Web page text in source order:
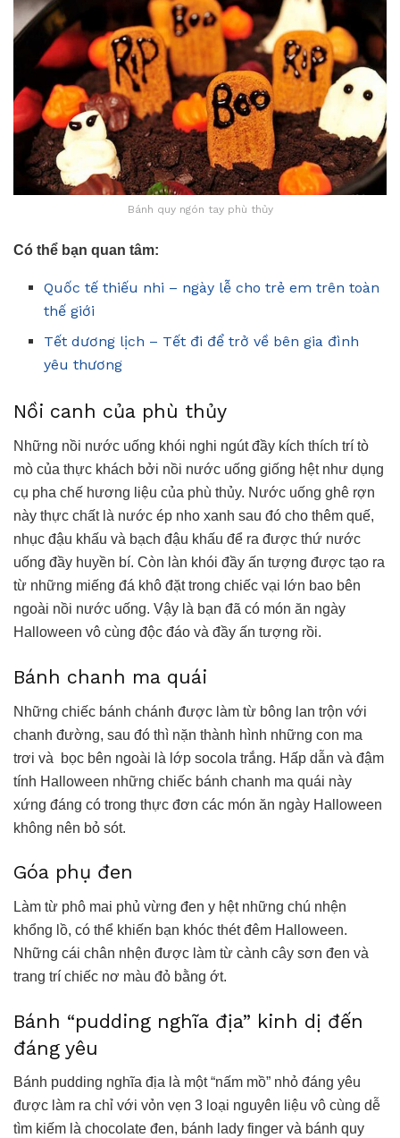
Bánh quy ngón tay phù thủy
Có thể bạn quan tâm:
Quốc tế thiếu nhi – ngày lễ cho trẻ em trên toàn
thế giới
Tết dương lịch – Tết đi để trở về bên gia đình
yêu thương
Nồi canh của phù thủy
Những nồi nước uống khói nghi ngút đầy kích thích trí tò
mò của thực khách bởi nồi nước uống giống hệt như dụng
cụ pha chế hương liệu của phù thủy. Nước uống ghê rợn
này thực chất là nước ép nho xanh sau đó cho thêm quế,
nhục đậu khấu và bạch đậu khấu để ra được thứ nước
uống đầy huyền bí. Còn làn khói đầy ấn tượng được tạo ra
từ những miếng đá khô đặt trong chiếc vại lớn bao bên
ngoài nồi nước uống. Vậy là bạn đã có món ăn ngày
Halloween vô cùng độc đáo và đầy ấn tượng rồi.
Bánh chanh ma quái
Những chiếc bánh chánh được làm từ bông lan trộn với
chanh đường, sau đó thì nặn thành hình những con ma
trơi và bọc bên ngoài là lớp socola trắng. Hấp dẫn và đậm
tính Halloween những chiếc bánh chanh ma quái này
xứng đáng có trong thực đơn các món ăn ngày Halloween
không nên bỏ sót.
Góa phụ đen
Làm từ phô mai phủ vừng đen y hệt những chú nhện
khổng lồ, có thể khiến bạn khóc thét đêm Halloween.
Những cái chân nhện được làm từ cành cây sơn đen và
trang trí chiếc nơ màu đỏ bằng ớt.
Bánh “pudding nghĩa địa” kinh dị đến
đáng yêu
Bánh pudding nghĩa địa là một “nấm mồ” nhỏ đáng yêu
được làm ra chỉ với vỏn vẹn 3 loại nguyên liệu vô cùng dễ
tìm kiếm là chocolate đen, bánh lady finger và bánh quy